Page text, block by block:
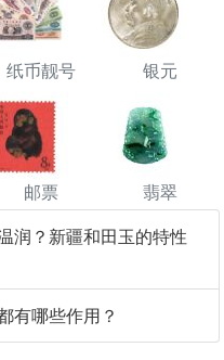
纸币靓号 银元
邮票 翡翠
润？新疆和田玉的特性
有哪些作用？